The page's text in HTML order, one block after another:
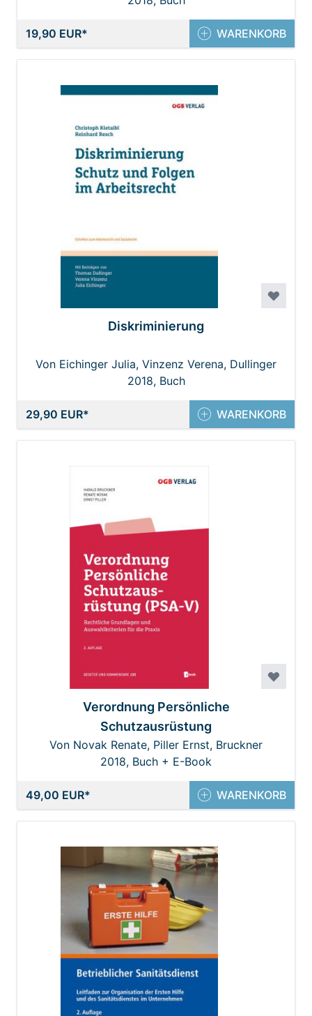
19,90 EUR WARENKORB
Diskriminierung
Von Eichinger Julia, Vinzenz Verena, Dullinger
Thomas
2018, Buch
29,90 EUR WARENKORB
Verordnung Persönliche
Schutzausrüstung
Von Novak Renate, Piller Ernst, Bruckner
Harald
2018, Buch + E-Book
49,00 EUR WARENKORB